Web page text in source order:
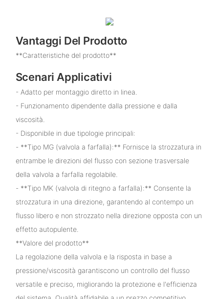
Vantaggi Del Prodotto
**Caratteristiche del prodotto**
Scenari Applicativi
- Adatto per montaggio diretto in linea.
- Funzionamento dipendente dalla pressione e dalla
viscosità.
- Disponibile in due tipologie principali:
- **Tipo MG (valvola a farfalla):** Fornisce la strozzatura in
entrambe le direzioni del flusso con sezione trasversale
della valvola a farfalla regolabile.
- **Tipo MK (valvola di ritegno a farfalla):** Consente la
strozzatura in una direzione, garantendo al contempo un
flusso libero e non strozzato nella direzione opposta con un
effetto autopulente.
**Valore del prodotto**
La regolazione della valvola e la risposta in base a
pressione/viscosità garantiscono un controllo del flusso
versatile e preciso, migliorando la protezione e l'efficienza